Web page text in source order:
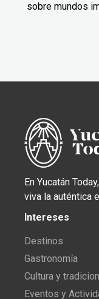
sobre mundos
En Yucatán
viva la auténtica
Intereses
Destinos
Gastronomía
Cultura y
Eventos y